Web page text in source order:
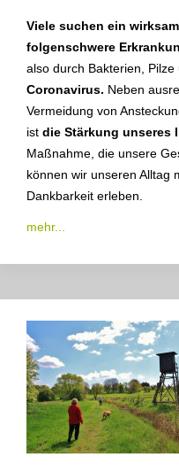
Viele suchen ein
folgenschwere
also durch Bakterien, Pilze
Coronavirus. Neben
Vermeidung von
ist die Stärkung unseres
Maßnahme, die unsere
können wir unseren Alltag
Dankbarkeit erleben.
mehr...